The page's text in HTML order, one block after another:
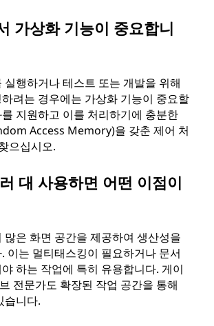
가상화 기능이 중요합니
실행하거나 테스트 또는 개발을 위해
려는 경우에는 가상화 기능이 중요할
지원하고 이를 처리하기에 충분한
Access Memory)을 갖춘 제어 처
으십시오.
대 사용하면 어떤 이점이
많은 화면 공간을 제공하여 생산성을
이는 멀티태스킹이 필요하거나 문서
하는 작업에 특히 유용합니다. 게이
전문가도 확장된 작업 공간을 통해
습니다.